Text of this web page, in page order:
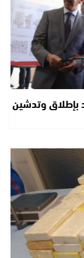
بإطلاق وتدشين